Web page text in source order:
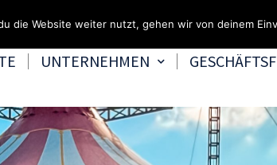
UNTERNEHMEN
die Website weiter nutzt, gehen wir von deinem